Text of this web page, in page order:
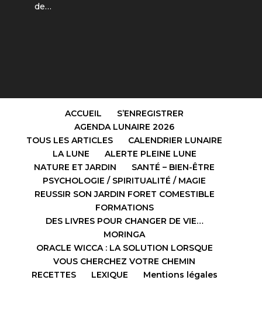
de…
ACCUEIL
S’ENREGISTRER
AGENDA LUNAIRE 2026
TOUS LES ARTICLES
CALENDRIER LUNAIRE
LA LUNE
ALERTE PLEINE LUNE
NATURE ET JARDIN
SANTÉ – BIEN-ÊTRE
PSYCHOLOGIE / SPIRITUALITÉ / MAGIE
REUSSIR SON JARDIN FORET COMESTIBLE
FORMATIONS
DES LIVRES POUR CHANGER DE VIE…
MORINGA
ORACLE WICCA : LA SOLUTION LORSQUE
VOUS CHERCHEZ VOTRE CHEMIN
RECETTES
LEXIQUE Mentions légales